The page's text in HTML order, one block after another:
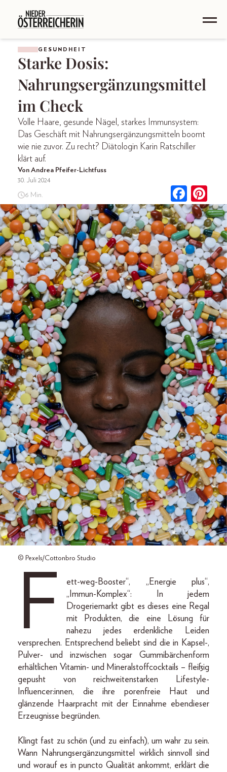
GESUNDHEIT
Starke Dosis:
Nahrungsergänzungsmittel
im Check
Volle Haare, gesunde Nägel, starkes Immunsystem:
Das Geschäft mit Nahrungsergänzungsmitteln boomt
wie nie zuvor. Zu recht? Diätologin Karin Ratschiller
klärt auf.
Von Andrea Pfeifer-Lichtfuss
30. Juli 2024
6 Min.
© Pexels/Cottonbro Studio
F
ett-weg-Booster“, „Energie plus“,
„Immun-Komplex“: In jedem
Drogeriemarkt gibt es dieses eine Regal
mit Produkten, die eine Lösung für
nahezu jedes erdenkliche Leiden
versprechen. Entsprechend beliebt sind die in Kapsel-,
Pulver- und inzwischen sogar Gummibärchenform
erhältlichen Vitamin- und Mineralstoffcocktails – fleißig
gepusht von reichweitenstarken Lifestyle-
Influencer:innen, die ihre porenfreie Haut und
glänzende Haarpracht mit der Einnahme ebendieser
Erzeugnisse begründen.
Klingt fast zu schön (und zu einfach), um wahr zu sein.
Wann Nahrungsergänzungsmittel wirklich sinnvoll sind
und worauf es in puncto Qualität ankommt, erklärt die